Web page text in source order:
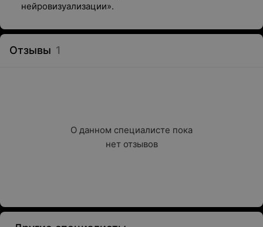
нейровизуализации».
Отзывы 1
О данном специалисте пока
нет отзывов